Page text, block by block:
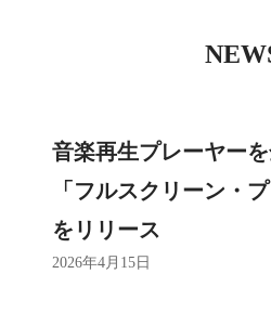
音楽再生プレーヤー
「フルスクリーン・
をリリース
2026年4月15日